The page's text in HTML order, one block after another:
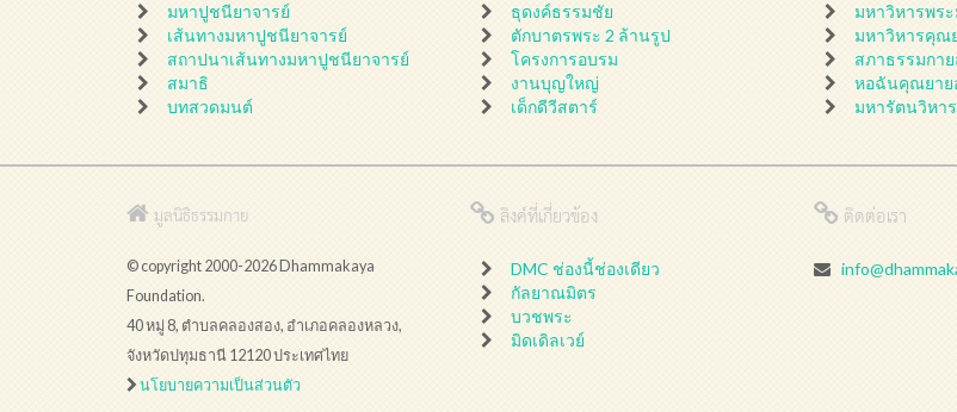
มหาปูชนียาจารย์
เส้นทางมหาปูชนียาจารย์
สถาปนาเส้นทางมหาปูชนียาจารย์
สมาธิ
บทสวดมนต์
ธุดงค์ธรรมชัย
ตักบาตรพระ 2 ล้านรูป
โครงการอบรม
งานบุญใหญ่
เด็กดีวีสตาร์
มหาวิหารพร
มหาวิหารคุณ
สภาธรรมกา
หอฉันคุณยาย
มหารัตนวิหา
มูลนิธิธรรมกาย
© copyright 2000-2026 Dhammakaya
Foundation.
40 หมู่ 8, ตำบลคลองสอง, อำเภอคลองหลวง,
จังหวัดปทุมธานี 12120 ประเทศไทย
นโยบายความเป็นส่วนตัว
ลิงค์ที่เกี่ยวข้อง
DMC ช่องนี้ช่องเดียว
กัลยาณมิตร
บวชพระ
มิดเดิลเวย์
ติดต่อเรา